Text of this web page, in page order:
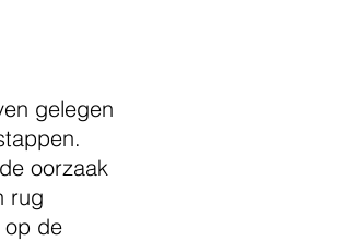
gelegen
oorzaak
rug
op de